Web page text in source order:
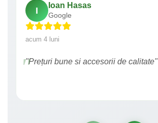
I
Ioan Hasas
Google
acum 4 luni
"Prețuri bune si accesorii de calitate"